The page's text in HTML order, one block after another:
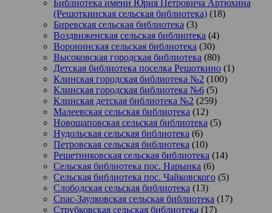
Библиотека имени Юрия Петровича Артюхина
(Решоткинская сельская библиотека) (18)
Биревская сельская библиотека (3)
Воздвиженская сельская библиотека (4)
Воронинская сельская библиотека (30)
Высоковская городская библиотека (80)
Детская библиотека поселка Решоткино (1)
Клинская городская библиотека №2 (100)
Клинская городская библиотека №6 (5)
Клинская детская библиотека №2 (259)
Малеевская сельская библиотека (12)
Новощаповская сельская библиотека (5)
Нудольская сельская библиотека (6)
Петровская сельская библиотека (10)
Решетниковская сельская библиотека (14)
Сельская библиотека пос. Нарынка (6)
Сельская библиотека пос. Чайковского (5)
Слободская сельская библиотека (13)
Спас-Заулковская сельская библиотека (17)
Струбковская сельская библиотека (17)